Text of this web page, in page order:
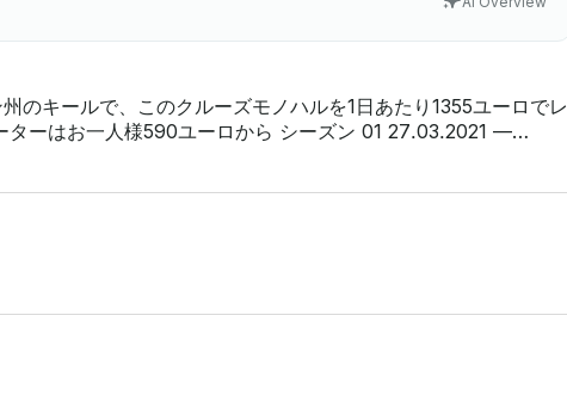
のキールで、このクルーズモノハルを1日あたり1355ユーロでレ